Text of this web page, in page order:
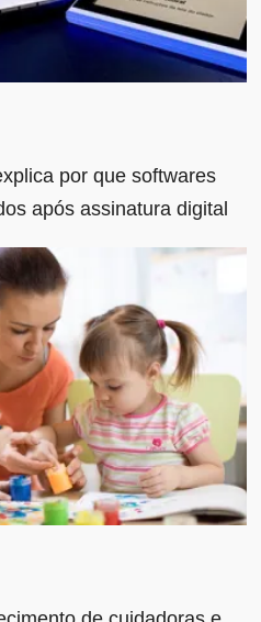
por que softwares
após assinatura digital